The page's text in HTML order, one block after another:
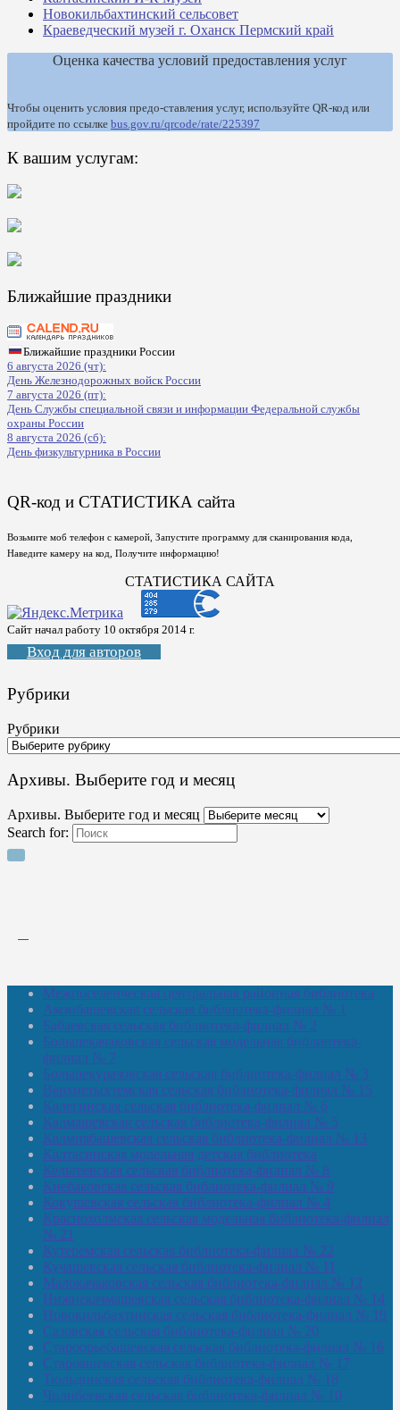
Новокильбахтинский сельсовет
Краеведческий музей г. Оханск Пермский край
Оценка качества условий предоставления услуг
Чтобы оценить условия предо-ставления услуг, используйте QR-код или
пройдите по ссылке bus.gov.ru/qrcode/rate/225397
К вашим услугам:
Ближайшие праздники
Ближайшие праздники России
6 августа 2026 (чт):
День Железнодорожных войск России
7 августа 2026 (пт):
День Службы специальной связи и информации Федеральной службы
охраны России
8 августа 2026 (сб):
День физкультурника в России
QR-код и СТАТИСТИКА сайта
Возьмите моб телефон с камерой, Запустите программу для сканирования кода,
Наведите камеру на код, Получите информацию!
СТАТИСТИКА САЙТА
Сайт начал работу 10 октября 2014 г.
Вход для авторов
Рубрики
Рубрики
Архивы. Выберите год и месяц
Архивы. Выберите год и месяц
Search for:
Межпоселенческая центральная районная библиотека
Амзибашевская сельская библиотека-филиал № 1
Бабаевская сельская библиотека-филиал № 2
Большекачаковская сельская модельная библиотека-
филиал № 7
Большекуразовская сельская библиотека-филиал № 3
Верхнетыхтемская сельская библиотека-филиал № 15
Калегинская сельская библиотека-филиал № 6
Калмашевская сельская библиотека-филиал № 5
Калмиябашевская сельская библиотека-филиал № 13
Калтасинская модельная детская библиотека
Кельтеевская сельская библиотека-филиал № 8
Киебаковская сельская библиотека-филиал № 9
Кокушевская сельская библиотека-филиал № 4
Краснохолмская сельская модельная библиотека-филиал
№ 21
Кутеремская сельская библиотека-филиал № 22
Кучашевская сельская библиотека-филиал № 11
Малокачаковская сельская библиотека-филиал № 12
Нижнекачмашевская сельская библиотека-филиал № 14
Новокильбахтинская сельская библиотека-филиал № 19
Сазовская сельская библиотека-филиал № 20
Староорьебашевская сельская библиотека-филиал № 16
Старояшевская сельская библиотека-филиал № 17
Тюльдинская сельская библиотека-филиал № 18
Чилибеевская сельская библиотека-филиал № 10